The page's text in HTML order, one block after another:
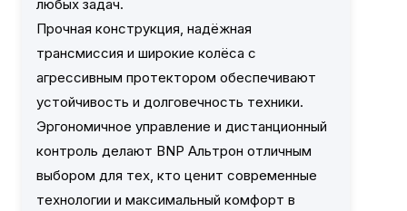
любых задач.
Прочная конструкция, надёжная
трансмиссия и широкие колёса с
агрессивным протектором обеспечивают
устойчивость и долговечность техники.
Эргономичное управление и дистанционный
контроль делают BNP Альтрон отличным
выбором для тех, кто ценит современные
технологии и максимальный комфорт в